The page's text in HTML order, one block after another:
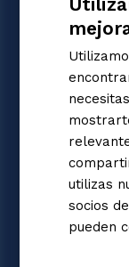
utilizas
socios
pueden